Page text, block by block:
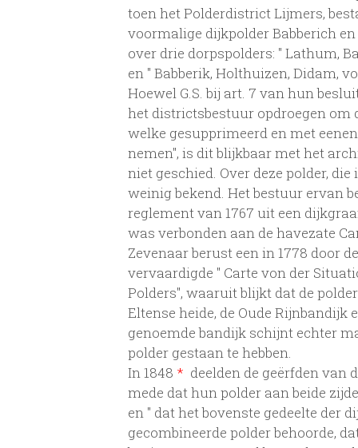
toen het Polderdistrict Lijmers,
voormalige dijkpolder Babberich
over drie dorpspolders: " Lathum,
en " Babberik, Holthuizen, Didam,
Hoewel G.S. bij art. 7 van hun
het districtsbestuur opdroegen om
welke gesupprimeerd en met
nemen", is dit blijkbaar met het
niet geschied. Over deze polder,
weinig bekend. Het bestuur ervan
reglement van 1767 uit een
was verbonden aan de havezate
Zevenaar berust een in 1778 door
vervaardigde " Carte von der
Polders", waaruit blijkt dat de
Eltense heide, de Oude Rijnbandijk
genoemde bandijk schijnt echter
polder gestaan te hebben.
In 1848 * deelden de geërfden van
mede dat hun polder aan beide
en " dat het bovenste gedeelte der
gecombineerde polder behoorde,